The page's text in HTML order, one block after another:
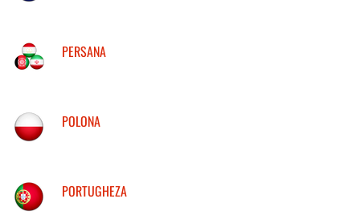
PERSANA
POLONA
PORTUGHEZA